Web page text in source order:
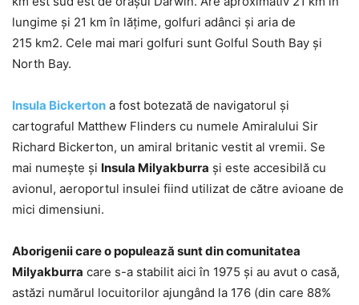
lungime și 21 km în lățime, golfuri adânci și aria de
215 km2. Cele mai mari golfuri sunt Golful South Bay și
North Bay.
Insula Bickerton a fost botezată de navigatorul și
cartograful Matthew Flinders cu numele Amiralului Sir
Richard Bickerton, un amiral britanic vestit al vremii. Se
mai numește și Insula Milyakburra și este accesibilă cu
avionul, aeroportul insulei fiind utilizat de către avioane de
mici dimensiuni.
Aborigenii care o populează sunt din comunitatea
Milyakburra care s-a stabilit aici în 1975 și au avut o casă,
astăzi numărul locuitorilor ajungând la 176 (din care 88%